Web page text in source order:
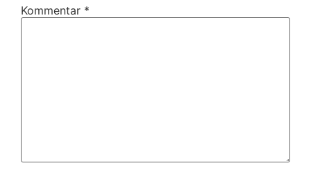
Kommentar *